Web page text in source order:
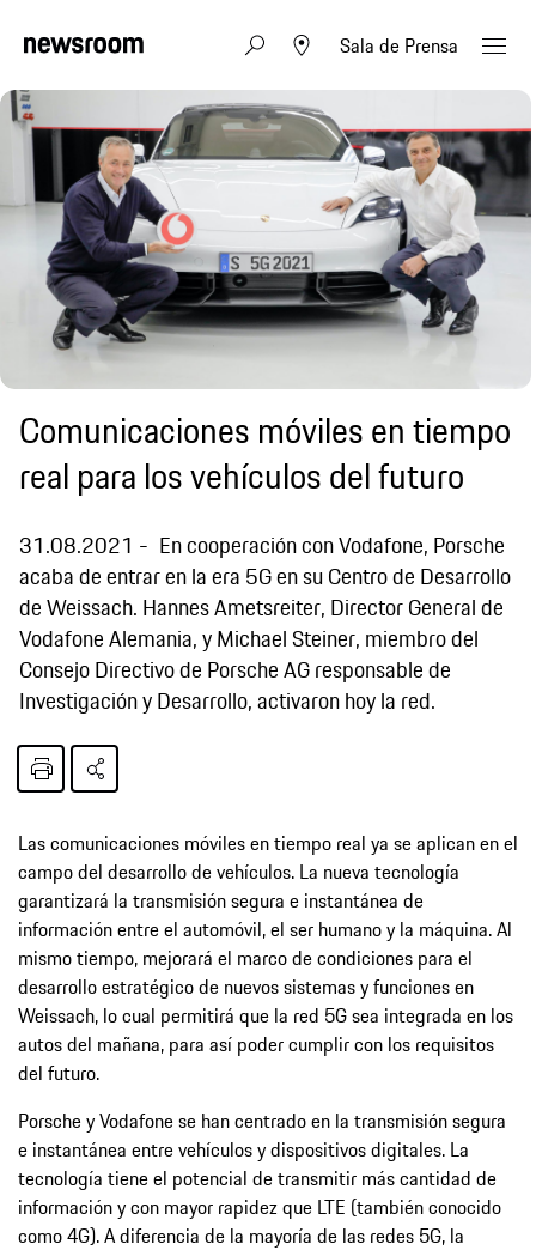
Sala de Prensa
Comunicaciones móviles en tiempo
real para los vehículos del futuro
31.08.2021
En cooperación con Vodafone, Porsche
acaba de entrar en la era 5G en su Centro de Desarrollo
de Weissach. Hannes Ametsreiter, Director General de
Vodafone Alemania, y Michael Steiner, miembro del
Consejo Directivo de Porsche AG responsable de
Investigación y Desarrollo, activaron hoy la red.
Las comunicaciones móviles en tiempo real ya se aplican en el
campo del desarrollo de vehículos. La nueva tecnología
garantizará la transmisión segura e instantánea de
información entre el automóvil, el ser humano y la máquina. Al
mismo tiempo, mejorará el marco de condiciones para el
desarrollo estratégico de nuevos sistemas y funciones en
Weissach, lo cual permitirá que la red 5G sea integrada en los
autos del mañana, para así poder cumplir con los requisitos
del futuro.
Porsche y Vodafone se han centrado en la transmisión segura
e instantánea entre vehículos y dispositivos digitales. La
tecnología tiene el potencial de transmitir más cantidad de
información y con mayor rapidez que LTE (también conocido
como 4G). A diferencia de la mayoría de las redes 5G, la